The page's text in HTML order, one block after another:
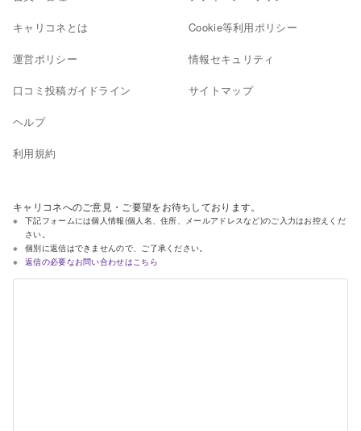
キャリコネとは
運営ポリシー
口コミ投稿ガイドライン
ヘルプ
利用規約
Cookie等利用ポリシー
情報セキュリティ
サイトマップ
キャリコネへのご意見・ご要望をお待ちしております。
下記フォームには個人情報(個人名、住所、メールアドレスなど)のご入力はお控えくだ
さい。
個別に返信はできませんので、ご了承ください。
返信の必要なお問い合わせはこちら